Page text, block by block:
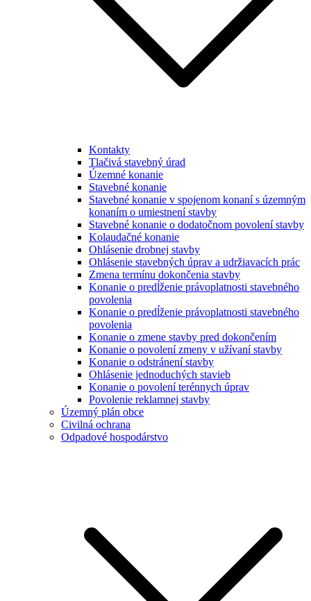
Kontakty
Tlačivá stavebný úrad
Územné konanie
Stavebné konanie
Stavebné konanie v spojenom konaní s územným
konaním o umiestnení stavby
Stavebné konanie o dodatočnom povolení stavby
Kolaudačné konanie
Ohlásenie drobnej stavby
Ohlásenie stavebných úprav a udržiavacích prác
Zmena termínu dokončenia stavby
Konanie o predĺženie právoplatnosti stavebného
povolenia
Konanie o predĺženie právoplatnosti stavebného
povolenia
Konanie o zmene stavby pred dokončením
Konanie o povolení zmeny v užívaní stavby
Konanie o odstránení stavby
Ohlásenie jednoduchých stavieb
Konanie o povolení terénnych úprav
Povolenie reklamnej stavby
Územný plán obce
Civilná ochrana
Odpadové hospodárstvo